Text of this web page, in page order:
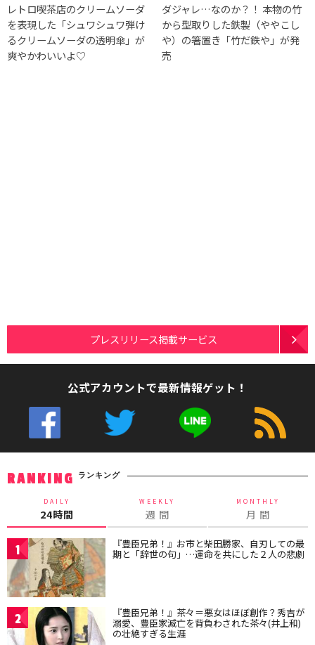
レトロ喫茶店のクリームソーダ
を表現した「シュワシュワ弾け
るクリームソーダの透明傘」が
爽やかわいいよ♡
ダジャレ…なのか？！ 本物の竹
から型取りした鉄製（ややこし
や）の箸置き「竹だ鉄や」が発
売
プレスリリース掲載サービス
公式アカウントで最新情報ゲット！
RANKING ランキング
DAILY
24時間
WEEKLY
週 間
MONTHLY
月 間
1 『豊臣兄弟！』お市と柴田勝家、自刃しての最
期と「辞世の句」…運命を共にした２人の悲劇
2 『豊臣兄弟！』茶々＝悪女はほぼ創作？秀吉が
溺愛、豊臣家滅亡を背負わされた茶々(井上和)
の壮絶すぎる生涯